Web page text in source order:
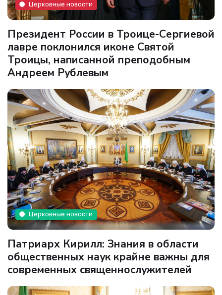
Церковные новости
Президент России в Троице-Сергиевой
лавре поклонился иконе Святой
Троицы, написанной преподобным
Андреем Рублевым
Церковные новости
Патриарх Кирилл: Знания в области
общественных наук крайне важны для
современных священнослужителей